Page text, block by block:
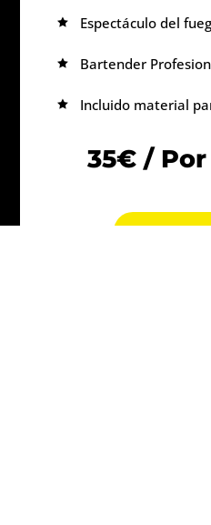
 Espectáculo del
 Bartender
 Incluido material
35€ /